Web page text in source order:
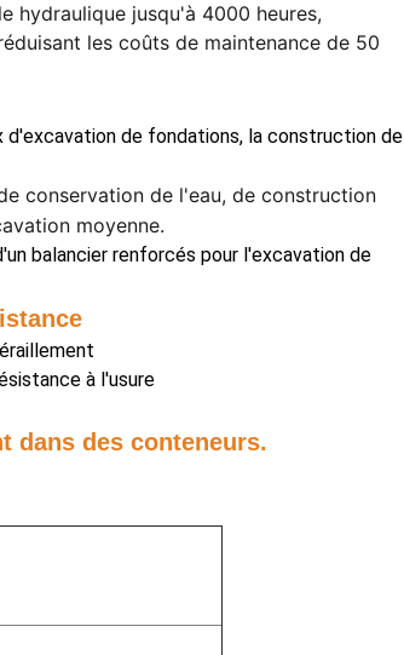
hydraulique jusqu'à 4000 heures,
les coûts de maintenance de 50
d'excavation de fondations, la construction de
conservation de l'eau, de construction
moyenne.
balancier renforcés pour l'excavation de
à l'usure
dans des conteneurs.